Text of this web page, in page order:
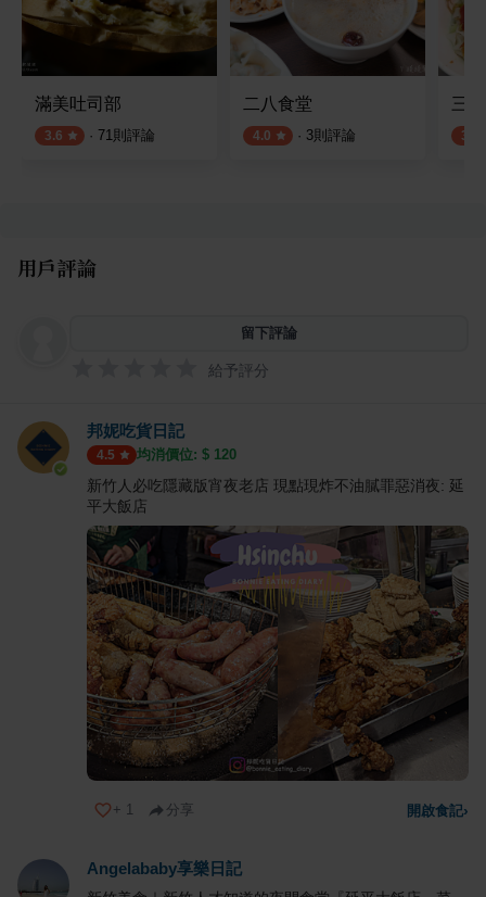
滿美吐司部
3.6 · 71則評論
二八食堂
4.0 · 3則評論
三
3.5
用戶評論
留下評論
給予評分
邦妮吃貨日記
4.5 均消價位: $ 120
新竹人必吃隱藏版宵夜老店 現點現炸不油膩罪惡消夜: 延
平大飯店
+ 1 分享 開啟食記›
Angelababy享樂日記